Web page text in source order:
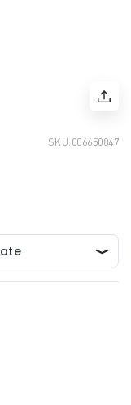
SKU. 006650847